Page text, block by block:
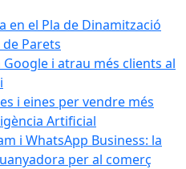
en el Pla de Dinamització
Parets
Google i atrau més clients al
i eines per vendre més
Artificial
i WhatsApp Business: la
per al comerç